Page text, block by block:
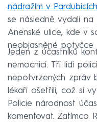
nádražím v Pardubicích
se následně vydali
Anenské ulice, kde v
neobjasněné potyčce
Jeden z účastníků
nemocnici. Tři lidi
nepotvrzených zpráv
lékaři ošetřili, což si
Policie národnost
komentovat. Zatímco